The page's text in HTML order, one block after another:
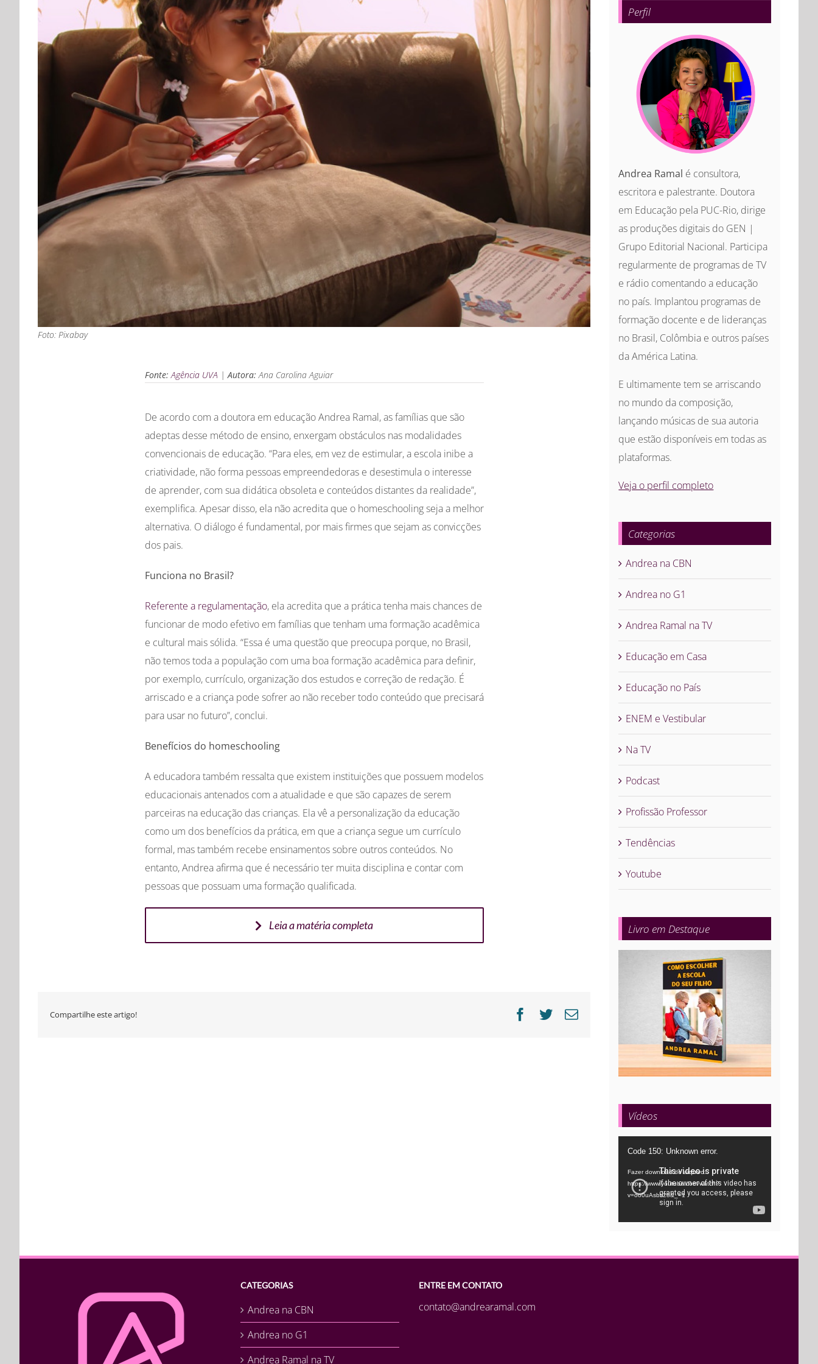
Foto: Pixabay
Fonte: Agência UVA |Autora: Ana Carolina Aguiar
De acordo com a doutora em educação Andrea Ramal, as famílias que são
adeptas desse método de ensino, enxergam obstáculos nas modalidades
convencionais de educação. “Para eles, em vez de estimular, a escola inibe a
criatividade, não forma pessoas empreendedoras e desestimula o interesse
de aprender, com sua didática obsoleta e conteúdos distantes da realidade”,
exemplifica. Apesar disso, ela não acredita que o homeschooling seja a melhor
alternativa. O diálogo é fundamental, por mais firmes que sejam as convicções
dos pais.
Funciona no Brasil?
Referente a regulamentação, ela acredita que a prática tenha mais chances de
funcionar de modo efetivo em famílias que tenham uma formação acadêmica
e cultural mais sólida. “Essa é uma questão que preocupa porque, no Brasil,
não temos toda a população com uma boa formação acadêmica para definir,
por exemplo, currículo, organização dos estudos e correção de redação. É
arriscado e a criança pode sofrer ao não receber todo conteúdo que precisará
para usar no futuro”, conclui.
Benefícios do homeschooling
A educadora também ressalta que existem instituições que possuem modelos
educacionais antenados com a atualidade e que são capazes de serem
parceiras na educação das crianças. Ela vê a personalização da educação
como um dos benefícios da prática, em que a criança segue um currículo
formal, mas também recebe ensinamentos sobre outros conteúdos. No
entanto, Andrea afirma que é necessário ter muita disciplina e contar com
pessoas que possuam uma formação qualificada.
Leia a matéria completa
Compartilhe este artigo! Facebook
Twitter
E-
Perfil
Andrea Ramal é consultora,
escritora e palestrante. Doutora
em Educação pela PUC-Rio, dirige
as produções digitais do GEN |
Grupo Editorial Nacional. Participa
regularmente de programas de TV
e rádio comentando a educação
no país. Implantou programas de
formação docente e de lideranças
no Brasil, Colômbia e outros países
da América Latina.
E ultimamente tem se arriscando
no mundo da composição,
lançando músicas de sua autoria
que estão disponíveis em todas as
plataformas.
Veja o perfil completo
Categorias
Andrea na CBN
Andrea no G1
Andrea Ramal na TV
Educação em Casa
Educação no País
ENEM e Vestibular
Na TV
Podcast
Profissão Professor
Tendências
Youtube
Livro em Destaque
Vídeos
Tocador
vídeo
Code 150: Unknown error.
Fazer download do arquivo:
https://www.youtube.com/watch?
v=oo0uAsbti28&_=1
CATEGORIAS
Andrea na CBN
Andrea no G1
Andrea Ramal na TV
ENTRE EM CONTATO
contato@andrearamal.com